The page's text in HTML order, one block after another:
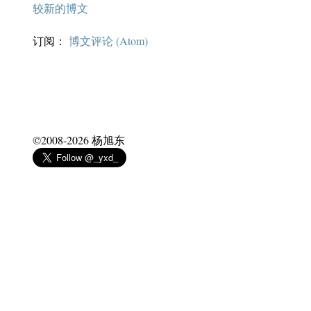
较新的博文
订阅： 博文评论 (Atom)
©2008-2026杨旭东